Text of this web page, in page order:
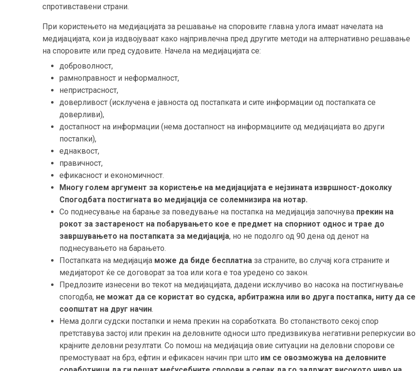
спротивставени страни.
При користењето на медијацијата за решавање на споровите главна улога имаат начелата на
медијацијата, кои ја издвојуваат како најпривлечна пред другите методи на алтернативно решавање
на споровите или пред судовите. Начела на медијацијата се:
доброволност,
рамноправност и неформалност,
непристрасност,
доверливост (исклучена е јавноста од постапката и сите информации од постапката се
доверливи),
достапност на информации (нема достапност на информациите од медијацијата во други
постапки),
еднаквост,
правичност,
ефикасност и економичност.
Многу голем аргумент за користење на медијацијата е нејзината извршност-доколку
Спогодбата постигната во медијација се солемнизира на нотар.
Со поднесување на барање за поведување на постапка на медијација започнува прекин на
рокот за застареност на побарувањето кое е предмет на спорниот однос и трае до
завршувањето на постапката за медијација, но не подолго од 90 дена од денот на
поднесувањето на барањето.
Постапката на медијација може да биде бесплатна за страните, во случај кога страните и
медијаторот ќе се договорат за тоа или кога е тоа уредено со закон.
Предлозите изнесени во текот на медијацијата, дадени исклучиво во насока на постигнување
спогодба, не можат да се користат во судска, арбитражна или во друга постапка, ниту да се
соопштат на друг начин.
Нема долги судски постапки и нема прекин на соработката. Во стопанството секој спор
претставува застој или прекин на деловните односи што предизвикува негативни реперкусии во
крајните деловни резултати. Со помош на медијација овие ситуации на деловни спорови се
премостуваат на брз, ефтин и ефикасен начин при што им се овозможува на деловните